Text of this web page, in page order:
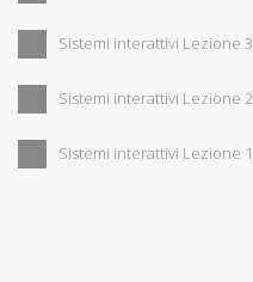
Sistemi interattivi Lezione 3
Sistemi interattivi Lezione 2
Sistemi interattivi Lezione 1